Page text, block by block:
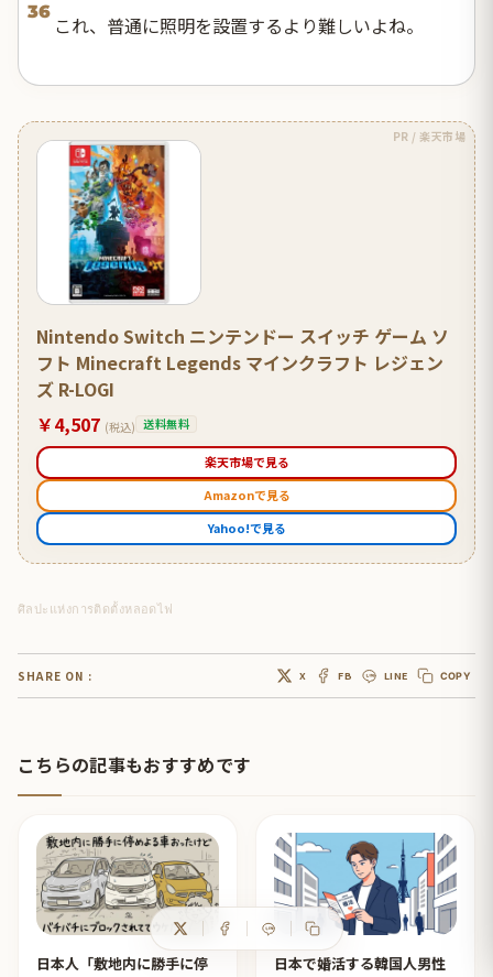
36
これ、普通に照明を設置するより難しいよね。
PR / 楽天市場
Nintendo Switch ニンテンドー スイッチ ゲーム ソ
フト Minecraft Legends マインクラフト レジェン
ズ R-LOGI
￥4,507 (税込) 送料無料
楽天市場で見る
Amazonで見る
Yahoo!で見る
ศิลปะแห่งการติดตั้งหลอดไฟ
SHARE ON : X FB LINE COPY
こちらの記事もおすすめです
日本人「敷地内に勝手に停
日本で婚活する韓国人男性